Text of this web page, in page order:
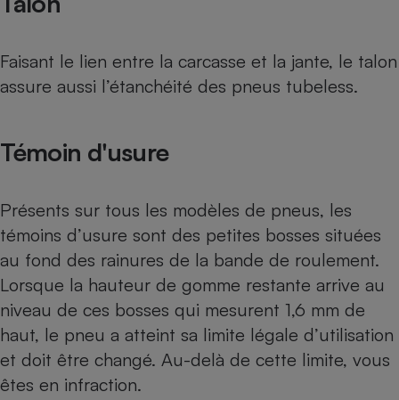
Faisant le lien entre la carcasse et la jante, le talon
assure aussi l’étanchéité des pneus tubeless.
Témoin d'usure
Présents sur tous les modèles de pneus, les
témoins d’usure sont des petites bosses situées
au fond des rainures de la bande de roulement.
Lorsque la hauteur de gomme restante arrive au
niveau de ces bosses qui mesurent 1,6 mm de
haut, le pneu a atteint sa limite légale d’utilisation
et doit être changé. Au-delà de cette limite, vous
êtes en infraction.